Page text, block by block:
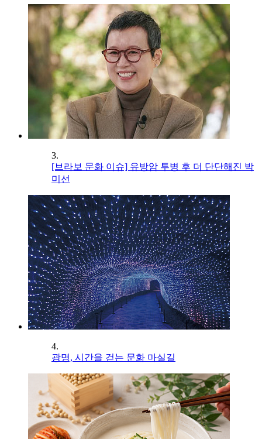
3.
[브라보 문화 이슈] 유방암 투병 후 더 단단해진 박
미선
4.
광명, 시간을 걷는 문화 마실길